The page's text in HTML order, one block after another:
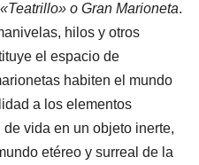
«Teatrillo» o Gran Marioneta.
hilos y otros
el espacio de
habiten el mundo
a los elementos
vida en un objeto inerte,
etéreo y surreal de la